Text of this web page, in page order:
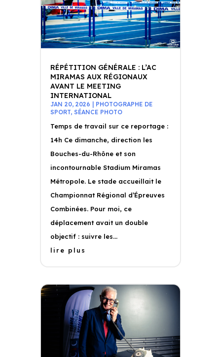
RÉPÉTITION GÉNÉRALE : L’AC
MIRAMAS AUX RÉGIONAUX
AVANT LE MEETING
INTERNATIONAL
JAN 20, 2026 | PHOTOGRAPHE DE
SPORT, SÉANCE PHOTO
Temps de travail sur ce reportage :
14h Ce dimanche, direction les
Bouches-du-Rhône et son
incontournable Stadium Miramas
Métropole. Le stade accueillait le
Championnat Régional d’Épreuves
Combinées. Pour moi, ce
déplacement avait un double
objectif : suivre les...
lire plus